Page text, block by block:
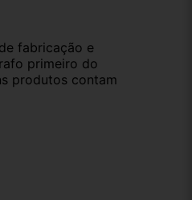
fabricação e
primeiro do
produtos contam